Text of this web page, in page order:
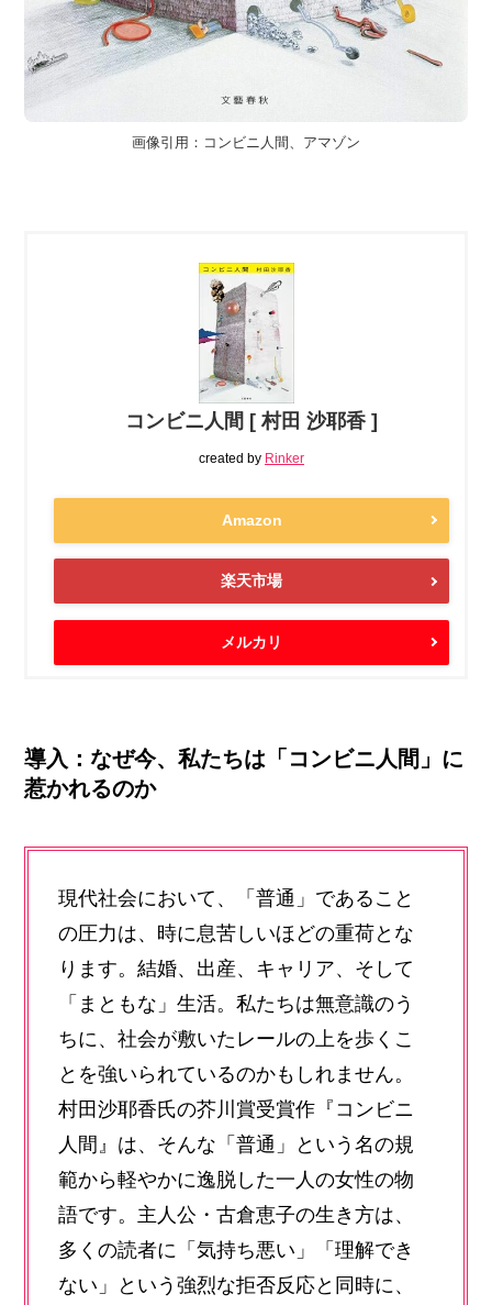
画像引用：コンビニ人間、アマゾン
コンビニ人間 [ 村田 沙耶香 ]
created by Rinker
Amazon
楽天市場
メルカリ
導入：なぜ今、私たちは「コンビニ人間」に
惹かれるのか
現代社会において、「普通」であること
の圧力は、時に息苦しいほどの重荷とな
ります。結婚、出産、キャリア、そして
「まともな」生活。私たちは無意識のう
ちに、社会が敷いたレールの上を歩くこ
とを強いられているのかもしれません。
村田沙耶香氏の芥川賞受賞作『コンビニ
人間』は、そんな「普通」という名の規
範から軽やかに逸脱した一人の女性の物
語です。主人公・古倉恵子の生き方は、
多くの読者に「気持ち悪い」「理解でき
ない」という強烈な拒否反応と同時に、